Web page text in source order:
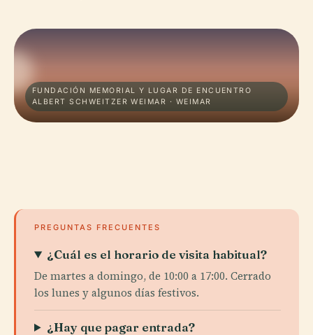
FUNDACIÓN MEMORIAL Y LUGAR DE ENCUENTRO
ALBERT SCHWEITZER WEIMAR · WEIMAR
PREGUNTAS FRECUENTES
¿Cuál es el horario de visita habitual?
De martes a domingo, de 10:00 a 17:00. Cerrado
los lunes y algunos días festivos.
¿Hay que pagar entrada?